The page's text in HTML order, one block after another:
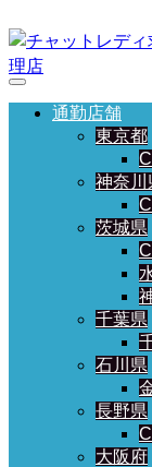
通勤店舗
東京都
神奈川
茨城県
千葉県
石川県
長野県
大阪府